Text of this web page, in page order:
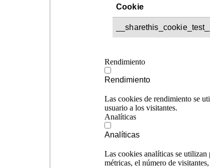
Cookie
__sharethis_cookie_test__
Rendimiento
Rendimiento
Las cookies de rendimiento se
usuario a los visitantes.
Analíticas
Analíticas
Las cookies analíticas se
métricas, el número de